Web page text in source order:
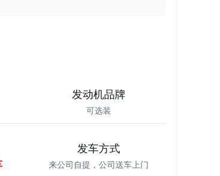
发动机品牌
可选装
发车方式
来公司自提，公司送车上门